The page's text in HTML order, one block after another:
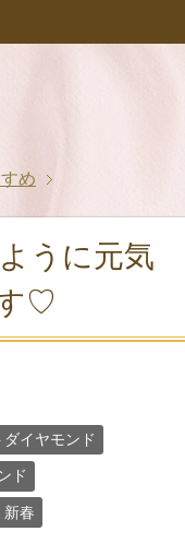
め
うに元気
♡
イヤモンド
ド
新春